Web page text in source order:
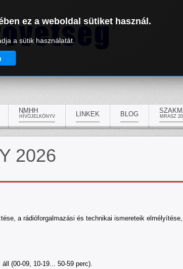
NMHH
HÍVÓJELKÖNYV LINKEK BLOG MRASZ
2026
a rádióforgalmazási és technikai ismereteik
(00-09, 10-19... 50-59 perc).
ez a weboldal sütiket használ.
a sütik használatát.